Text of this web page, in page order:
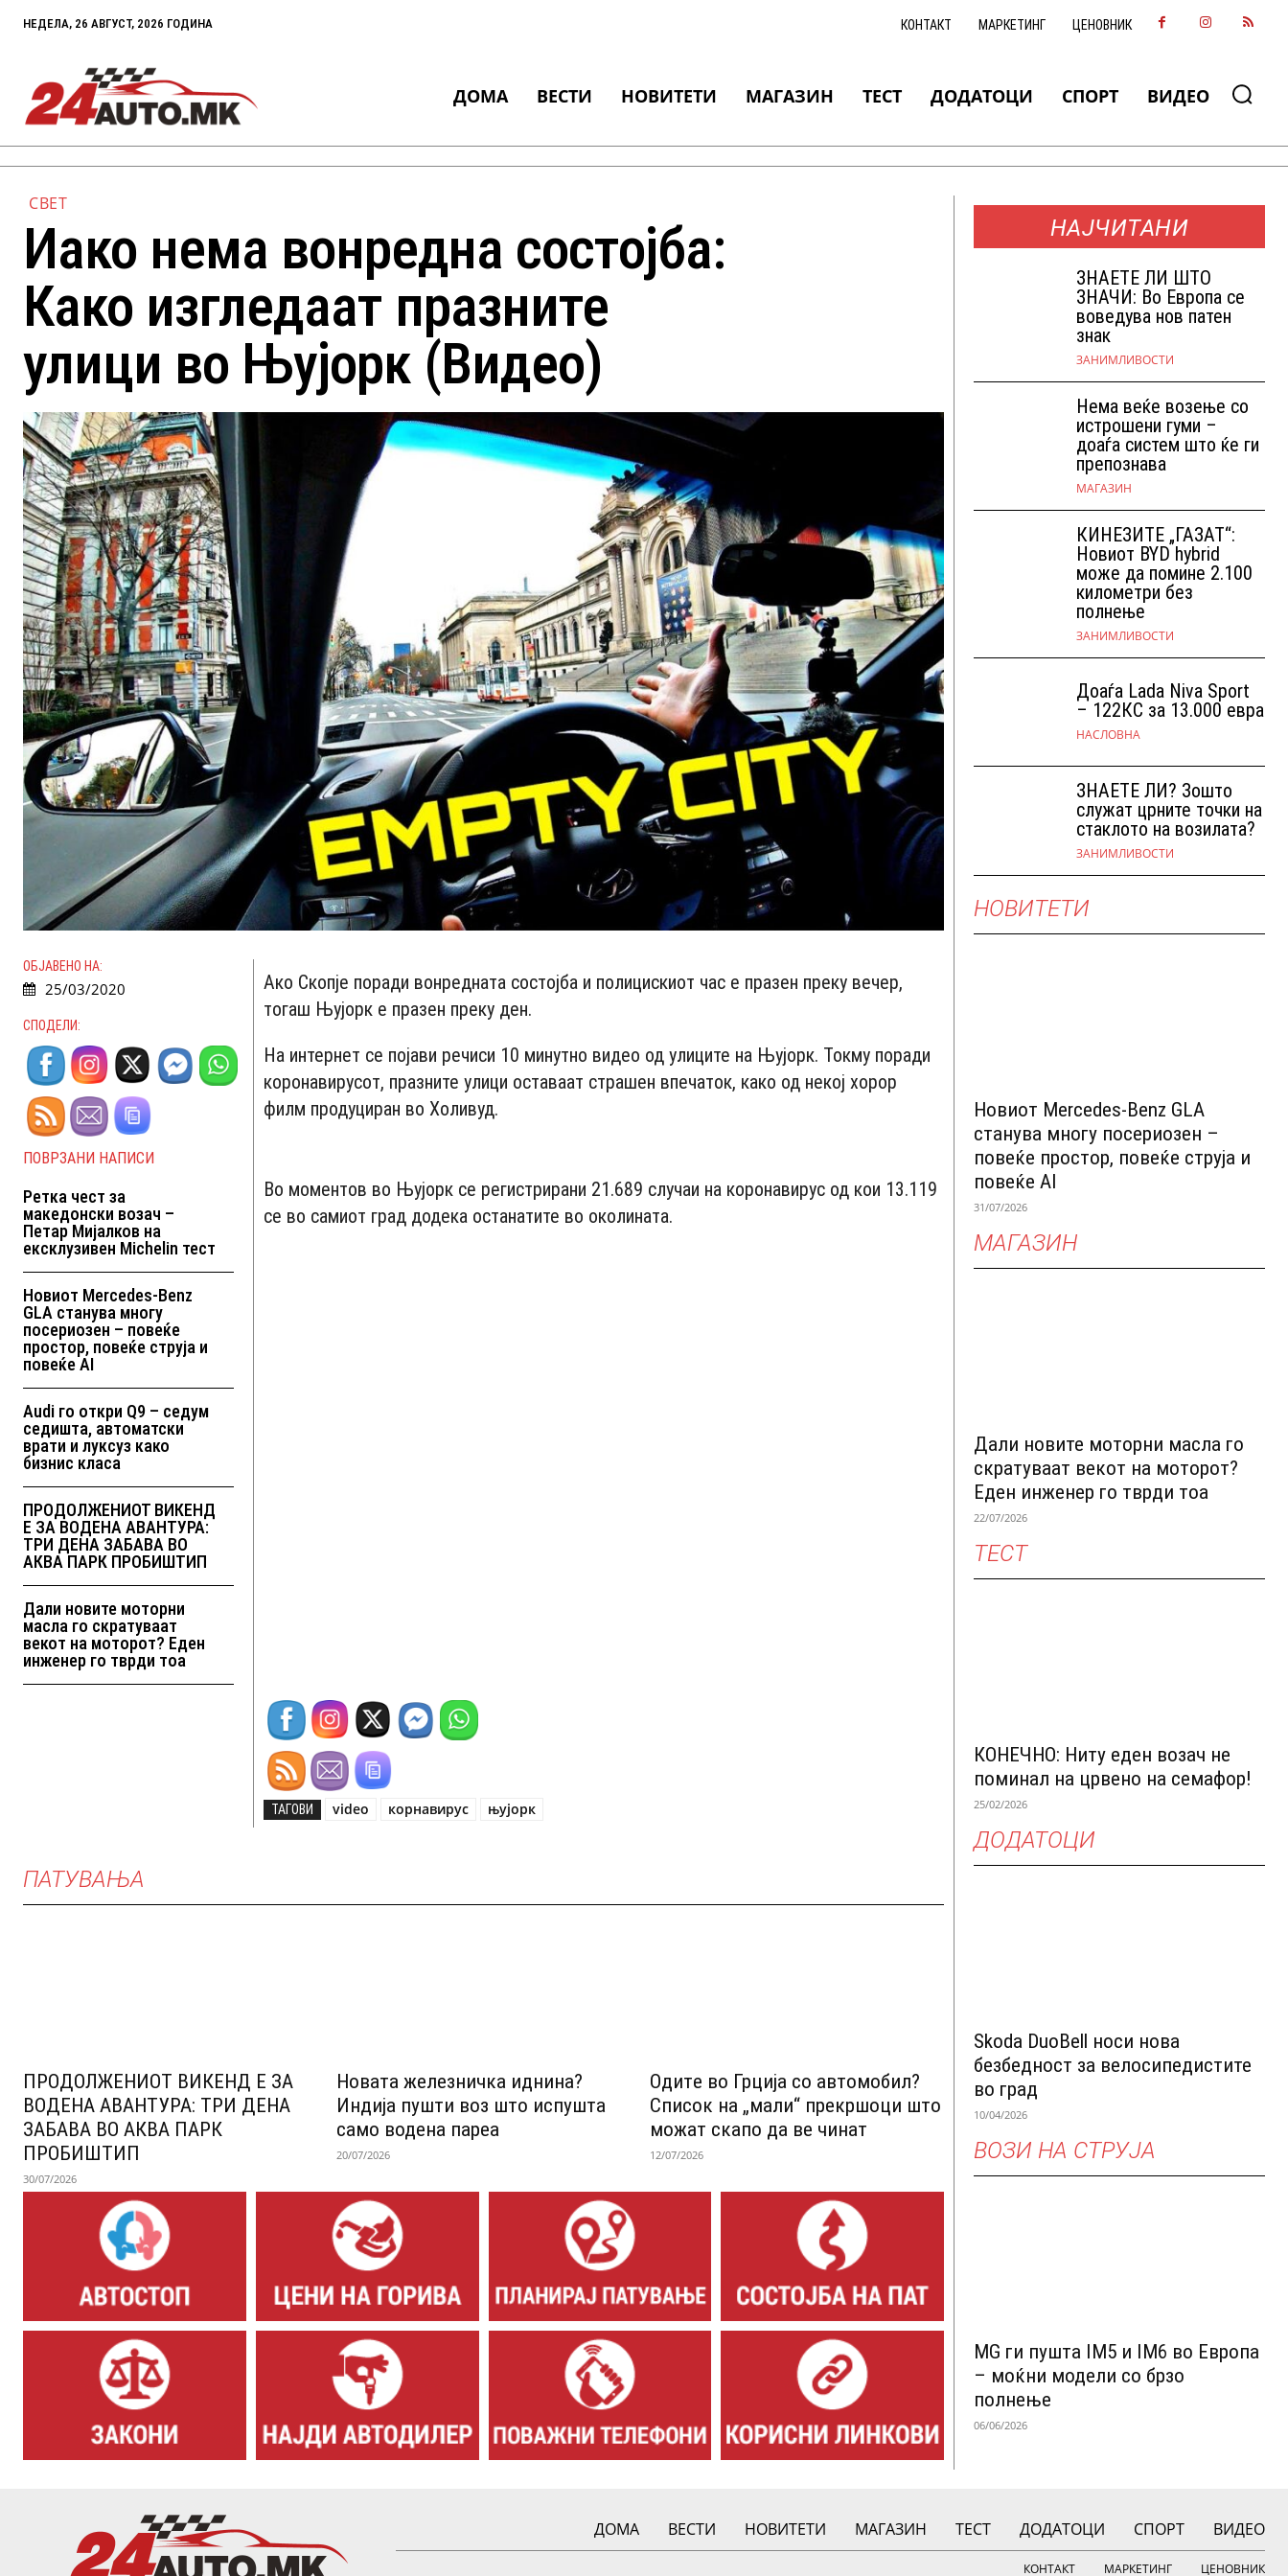
НЕДЕЛА, 26 АВГУСТ, 2026 ГОДИНА КОНТАКТ МАРКЕТИНГ ЦЕНОВНИК
ДОМА ВЕСТИ НОВИТЕТИ МАГАЗИН ТЕСТ ДОДАТОЦИ СПОРТ ВИДЕО
СВЕТ
Иако нема вонредна состојба:
Како изгледаат празните
улици во Њујорк (Видео)
ОБЈАВЕНО НА:
25/03/2020
СПОДЕЛИ:
ПОВРЗАНИ НАПИСИ
Ретка чест за
македонски возач –
Петар Мијалков на
ексклузивен Michelin тест
Новиот Mercedes-Benz
GLA станува многу
посериозен – повеќе
простор, повеќе струја и
повеќе AI
Audi го откри Q9 – седум
седишта, автоматски
врати и луксуз како
бизнис класа
ПРОДОЛЖЕНИОТ ВИКЕНД
Е ЗА ВОДЕНА АВАНТУРА:
ТРИ ДЕНА ЗАБАВА ВО
АКВА ПАРК ПРОБИШТИП
Дали новите моторни
масла го скратуваат
векот на моторот? Еден
инженер го тврди тоа
Ако Скопје поради вонредната состојба и полицискиот час е празен преку вечер,
тогаш Њујорк е празен преку ден.
На интернет се појави речиси 10 минутно видео од улиците на Њујорк. Токму поради
коронавирусот, празните улици оставаат страшен впечаток, како од некој хорор
филм продуциран во Холивуд.
Во моментов во Њујорк се регистрирани 21.689 случаи на коронавирус од кои 13.119
се во самиот град додека останатите во околината.
ТАГОВИ video корнавирус њујорк
ПАТУВАЊА
ПРОДОЛЖЕНИОТ ВИКЕНД Е ЗА
ВОДЕНА АВАНТУРА: ТРИ ДЕНА
ЗАБАВА ВО АКВА ПАРК
ПРОБИШТИП
30/07/2026
Новата железничка иднина?
Индија пушти воз што испушта
само водена пареа
20/07/2026
Одитe во Грција со автомобил?
Список на „мали“ прекршоци што
можат скапо да ве чинат
12/07/2026
НАЈЧИТАНИ
ЗНАEТЕ ЛИ ШТО
ЗНАЧИ: Во Европа се
воведува нов патен
знак
ЗАНИМЛИВОСТИ
Нема веќе возење со
истрошени гуми –
доаѓа систем што ќе ги
препознава
МАГАЗИН
КИНЕЗИТЕ „ГАЗАТ“:
Новиот BYD hybrid
може да помине 2.100
километри без
полнење
ЗАНИМЛИВОСТИ
Доаѓа Lada Niva Sport
– 122КС за 13.000 евра
НАСЛОВНА
ЗНАЕТЕ ЛИ? Зошто
служат црните точки на
стаклото на возилата?
ЗАНИМЛИВОСТИ
НОВИТЕТИ
Новиот Mercedes-Benz GLA
станува многу посериозен –
повеќе простор, повеќе струја и
повеќе AI
31/07/2026
МАГАЗИН
Дали новите моторни масла го
скратуваат векот на моторот?
Еден инженер го тврди тоа
22/07/2026
ТЕСТ
КОНЕЧНО: Ниту еден возач не
поминал на црвено на семафор!
25/02/2026
ДОДАТОЦИ
Skoda DuoBell носи нова
безбедност за велосипедистите
во град
10/04/2026
ВОЗИ НА СТРУЈА
MG ги пушта IM5 и IM6 во Европа
– моќни модели со брзо
полнење
06/06/2026
ДОМА ВЕСТИ НОВИТЕТИ МАГАЗИН ТЕСТ ДОДАТОЦИ СПОРТ ВИДЕО
КОНТАКТ МАРКЕТИНГ ЦЕНОВНИК